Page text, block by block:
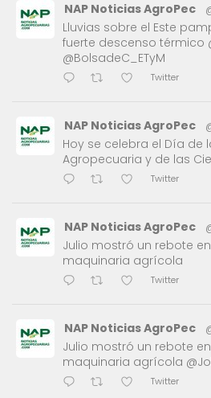
NAP Noticias AgroPec
Lluvias sobre el Este
fuerte descenso térmico
@BolsadeC_ETyM
Twitter
NAP Noticias AgroPec
Hoy se celebra el Día de
Agropecuaria y de las
Twitter
NAP Noticias AgroPec
Julio mostró un rebote
maquinaria agrícola
Twitter
NAP Noticias AgroPec
Julio mostró un rebote
maquinaria agrícola
Twitter